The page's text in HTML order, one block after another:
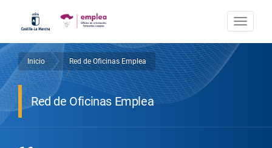
principal
Sobrescribir
enlaces
Inicio
/
Red de Oficinas Emplea
/
Red de Oficinas Emplea